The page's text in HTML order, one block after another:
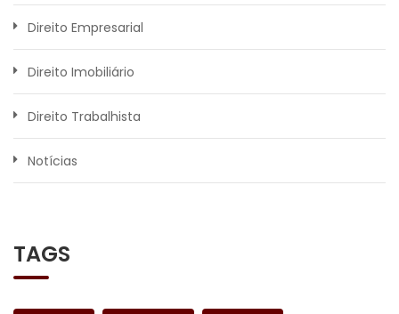
Direito Empresarial
Direito Imobiliário
Direito Trabalhista
Notícias
TAGS